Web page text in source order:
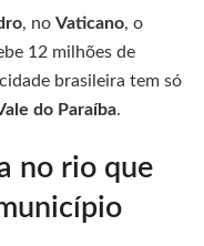
, no Vaticano, o
12 milhões de
brasileira tem só
do Paraíba.
no rio que